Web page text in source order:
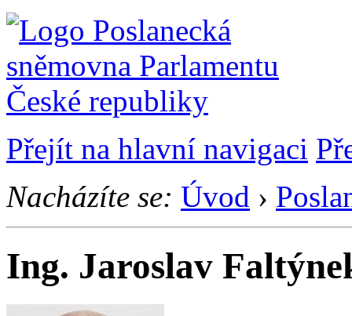
Přejít na hlavní navigaci
Nacházíte se: Úvod ›
Ing. Jaroslav